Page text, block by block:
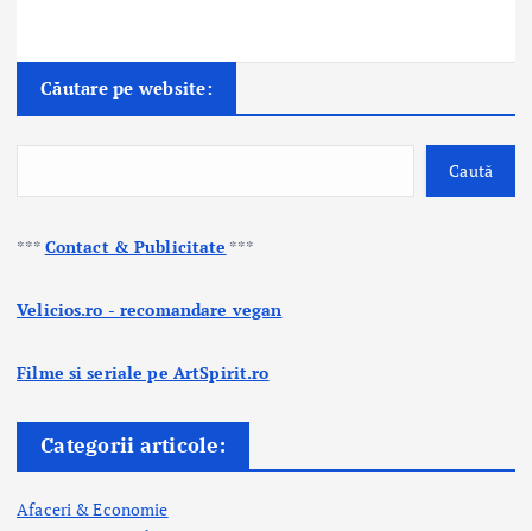
Căutare pe website:
Caută
*** Contact & Publicitate ***
Velicios.ro - recomandare vegan
Filme si seriale pe ArtSpirit.ro
Categorii articole:
Afaceri & Economie